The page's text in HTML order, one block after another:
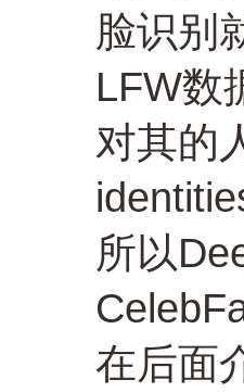
脸识别
LFW数
对其的
所以
在后面